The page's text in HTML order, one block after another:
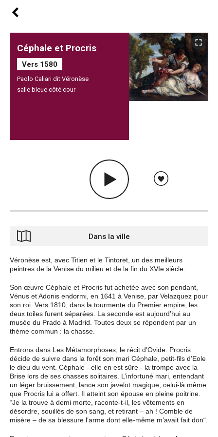
Céphale et Procris
Vers 1580
Paolo Caliari dit Véronèse
salle bleue côté cour
Dans la ville
Véronèse est, avec Titien et le Tintoret, un des meilleurs
peintres de la Venise du milieu et de la fin du XVIe siècle.
Son œuvre Céphale et Procris fut achetée avec son pendant,
Vénus et Adonis endormi, en 1641 à Venise, par Velazquez pour
son roi. Vers 1810, dans la tourmente du Premier empire, les
deux toiles furent séparées. La seconde est aujourd’hui au
musée du Prado à Madrid. Toutes deux se répondent par un
thème commun : la chasse.
Entrons dans Les Métamorphoses, le récit d’Ovide. Procris
décide de suivre dans la forêt son mari Céphale, petit-fils d’Eole
le dieu du vent. Céphale - elle en est sûre - la trompe avec la
Brise lors de ses chasses solitaires. L’infortuné mari, entendant
un léger bruissement, lance son javelot magique, celui-là même
que Procris lui a offert. Il atteint son épouse en pleine poitrine.
“Je la trouve à demi morte, raconte-t-il, les vêtements en
désordre, souillés de son sang, et retirant – ah ! Comble de
misère – de sa blessure l’arme dont elle-même m’avait fait don“.